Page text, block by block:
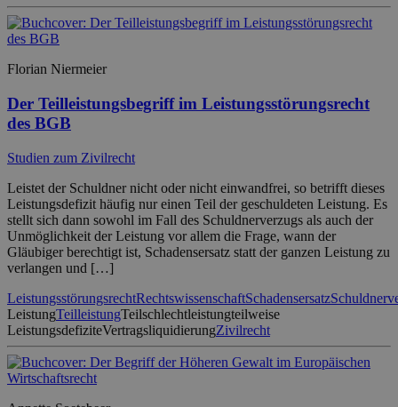
Florian Niermeier
Der Teilleistungsbegriff im Leistungsstörungsrecht
des BGB
Studien zum Zivilrecht
Leistet der Schuldner nicht oder nicht einwandfrei, so betrifft dieses
Leistungsdefizit häufig nur einen Teil der geschuldeten Leistung. Es
stellt sich dann sowohl im Fall des Schuldnerverzugs als auch der
Unmöglichkeit der Leistung vor allem die Frage, wann der
Gläubiger berechtigt ist, Schadensersatz statt der ganzen Leistung zu
verlangen und […]
LeistungsstörungsrechtRechtswissenschaftSchadensersatz
LeistungTeilleistungTeilschlechtleistungteilweise
LeistungsdefiziteVertragsliquidierungZivilrecht